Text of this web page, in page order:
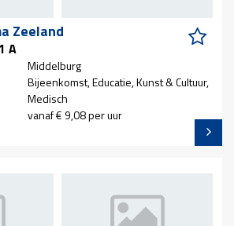
Zeeland
A
Middelburg
Bijeenkomst, Educatie, Kunst & Cultuur,
Medisch
vanaf € 9,08 per uur